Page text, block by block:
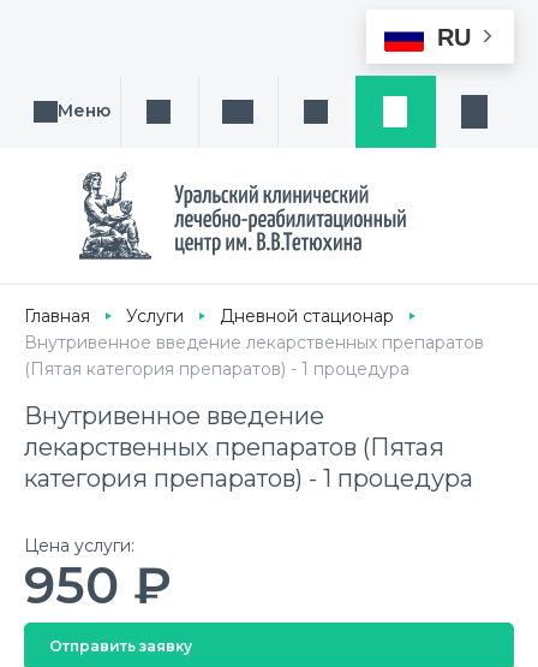
RU
Меню Поиск услуги, направления или врача
Написать намЗаказ звонка
Главная Услуги
Дневной стационар
Внутривенное введение лекарственных препаратов
(Пятая категория препаратов) - 1 процедура
Внутривенное введение
лекарственных препаратов (Пятая
категория препаратов) - 1 процедура
Цена услуги:
950 ₽
Отправить заявку